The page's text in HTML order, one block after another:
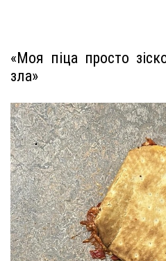
«Моя піца просто
зла»